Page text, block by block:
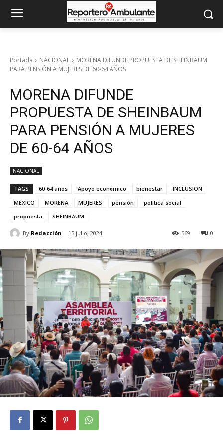
Portada NACIONAL
MORENA DIFUNDE PROPUESTA DE SHEINBAUM
PARA PENSIÓN A MUJERES DE 60-64 AÑOS
MORENA DIFUNDE
PROPUESTA DE SHEINBAUM
PARA PENSIÓN A MUJERES
DE 60-64 AÑOS
NACIONAL
TAGS 60-64 años Apoyo económico bienestar
INCLUSION
MÉXICO
MORENA MUJERES pensión
política social
propuesta
SHEINBAUM
By Redacción 15 julio, 2024 0
569